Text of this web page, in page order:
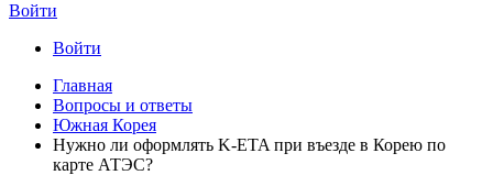
Войти
Войти
Главная
Вопросы и ответы
Южная Корея
Нужно ли оформлять K-ETA при въезде в Корею по
карте АТЭС?